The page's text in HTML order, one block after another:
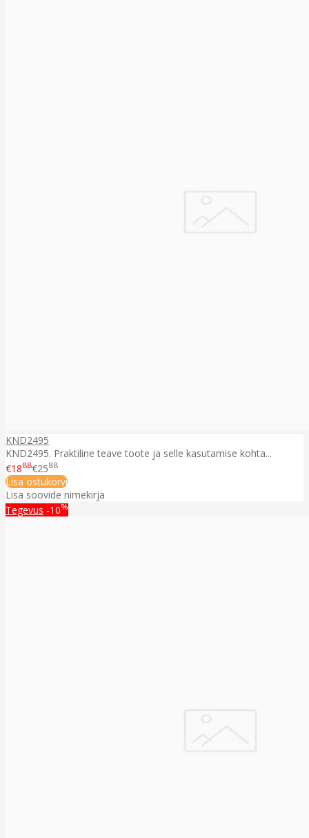
KND2495
KND2495. Praktiline teave toote ja selle kasutamise kohta...
€1888€2588
Lisa ostukorvi
Lisa soovide nimekirja
Tegevus -10%